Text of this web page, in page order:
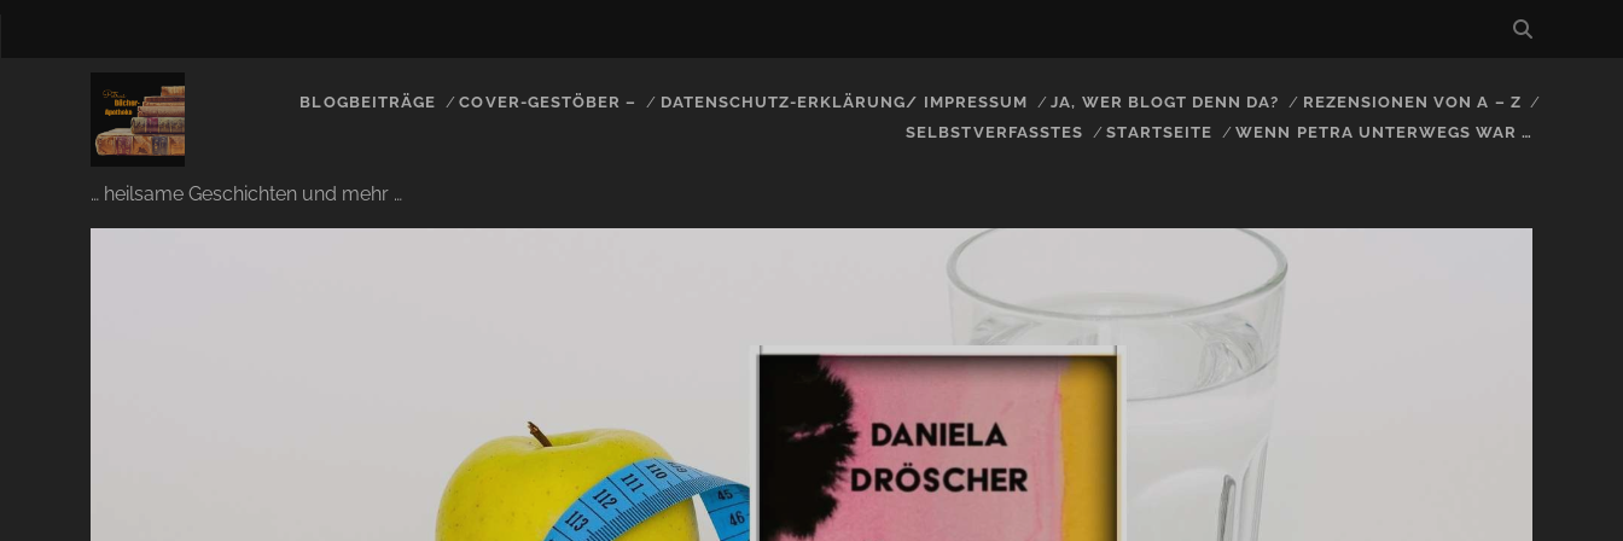
… heilsame Geschichten und mehr …
BLOGBEITRÄGE COVER-GESTÖBER – DATENSCHUTZ-ERKLÄRUNG/ IMPRESSUM JA, WER BLOGT DENN DA?
REZENSIONEN VON A – Z
SELBSTVERFASSTES
STARTSEITE WENN PETRA UNTERWEGS WAR …